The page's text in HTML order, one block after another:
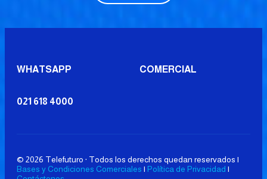
WHATSAPP COMERCIAL
021 618 4000
© 2026 Telefuturo · Todos los derechos quedan reservados |
Bases y Condiciones Comerciales | Política de Privacidad |